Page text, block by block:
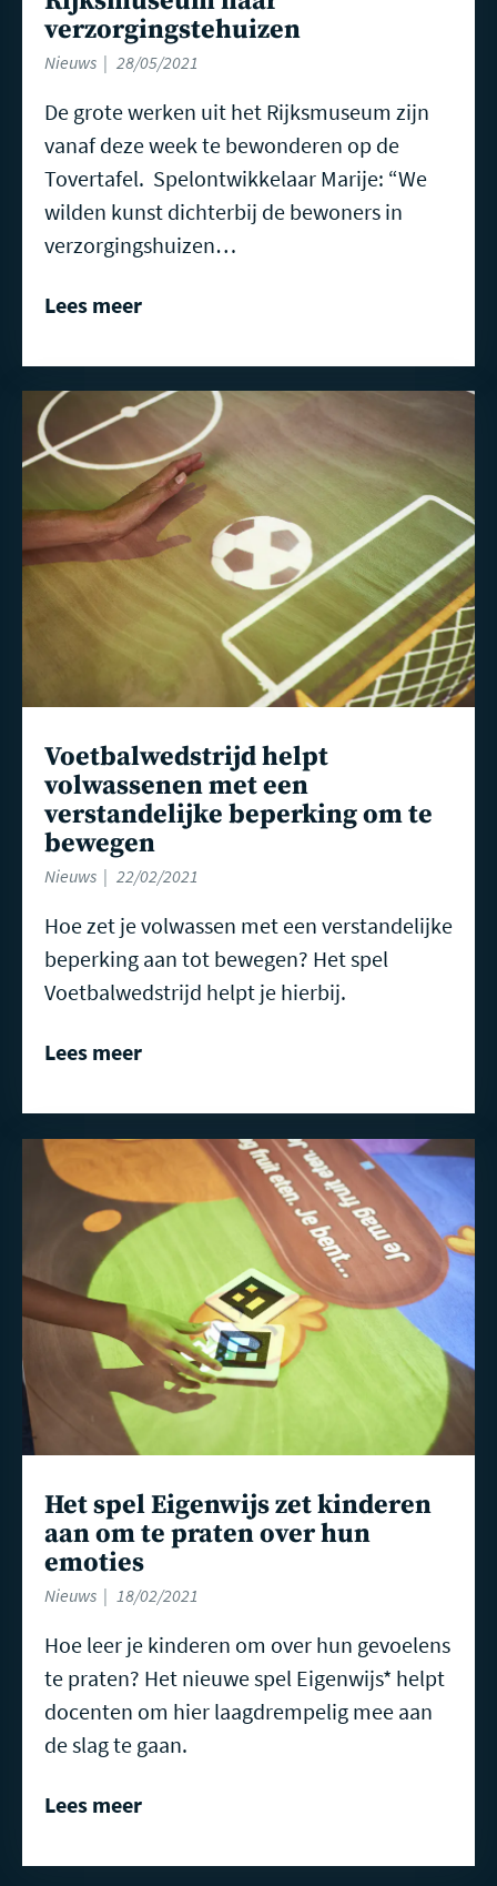
verzorgingstehuizen
Nieuws 28/05/2021
De grote werken uit het Rijksmuseum zijn
vanaf deze week te bewonderen op de
Tovertafel. Spelontwikkelaar Marije: “We
wilden kunst dichterbij de bewoners in
verzorgingshuizen…
Lees meer
Voetbalwedstrijd helpt
volwassenen met een
verstandelijke beperking om te
bewegen
Nieuws 22/02/2021
Hoe zet je volwassen met een verstandelijke
beperking aan tot bewegen? Het spel
Voetbalwedstrijd helpt je hierbij.
Lees meer
Lees
meer
Het spel Eigenwijs zet kinderen
aan om te praten over hun
emoties
Nieuws 18/02/2021
Hoe leer je kinderen om over hun gevoelens
te praten? Het nieuwe spel Eigenwijs* helpt
docenten om hier laagdrempelig mee aan
de slag te gaan.
Lees meer
Lees
meer